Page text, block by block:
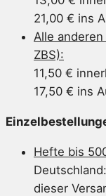
21,00 € ins
Alle
ZBS):
11,50 €
17,50 € ins
Hefte bis
dieser